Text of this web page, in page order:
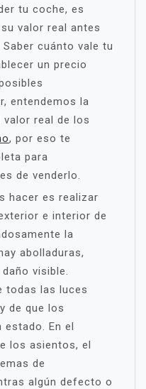
tu coche, es
valor real antes
cuánto vale tu
un precio
entendemos la
real de los
, por eso te
para
de venderlo.
hacer es realizar
e interior de
la
abolladuras,
visible.
todas las luces
de que los
estado. En el
los asientos, el
de
algún defecto o